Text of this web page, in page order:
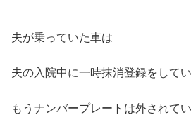
夫が乗っていた車は
夫の入院中に一時抹消登録をして
もうナンバープレートは外されてい